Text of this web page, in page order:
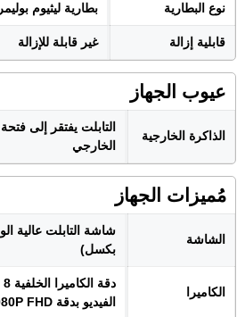
نوع البطارية بطارية ليثيوم بوليمر
قابلية إزالة غير قابلة للإزالة
عيوب الجهاز
الذاكرة الخارجية
الخارجي
مُميزات الجهاز
الشاشة
بكسل)
الكاميرا
الفيديو بدقة 1080P FHD